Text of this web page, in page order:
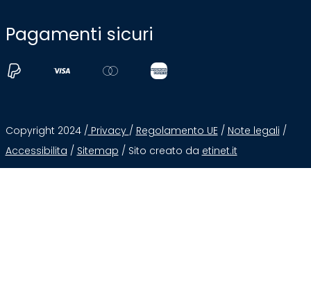
Pagamenti sicuri
Copyright 2024 /Privacy / Regolamento UE/ Note legali /
Accessibilita / Sitemap / Sito creato da etinet.it